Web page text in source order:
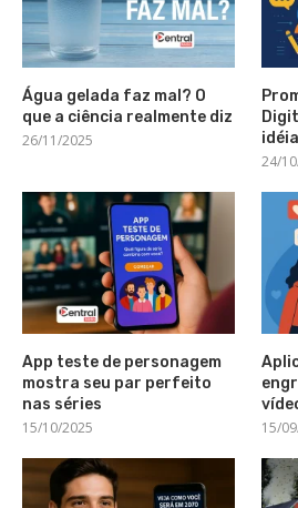
Água gelada faz mal? O
que a ciência realmente diz
26/11/2025
24/
App teste de personagem
mostra seu par perfeito
nas séries
15/10/2025
15/